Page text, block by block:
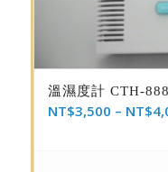
溫濕度計 CTH-888
NT$3,500 – NT$